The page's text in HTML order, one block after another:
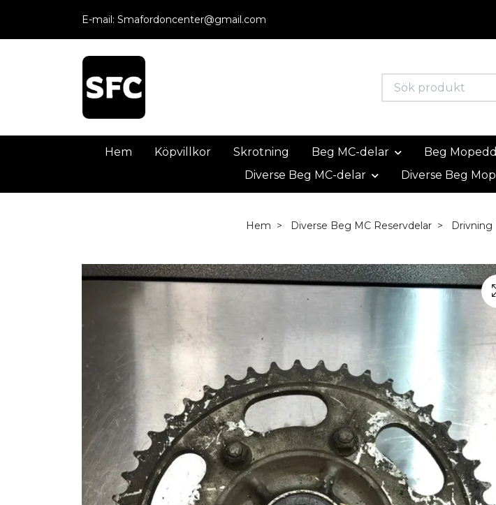
E-mail: Smafordoncenter@gmail.com
Hem Köpvillkor Skrotning Beg MC-delar Beg
Diverse Beg MC-delar
Diverse Beg
Hem Diverse Beg MC Reservdelar Drivning